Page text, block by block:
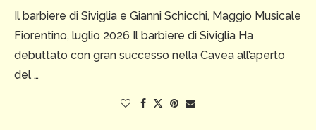
Il barbiere di Siviglia e Gianni Schicchi, Maggio Musicale
Fiorentino, luglio 2026 Il barbiere di Siviglia Ha
debuttato con gran successo nella Cavea all’aperto
del …